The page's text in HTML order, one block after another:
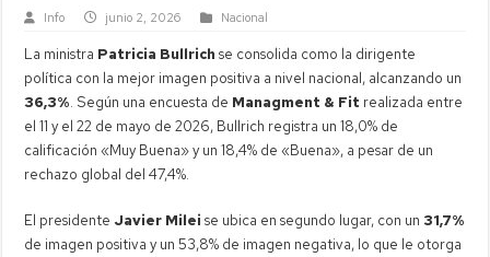
Info junio 2, 2026 Nacional
La ministra Patricia Bullrich se consolida como la dirigente
política con la mejor imagen positiva a nivel nacional, alcanzando un
36,3%. Según una encuesta de Managment & Fit realizada entre
el 11 y el 22 de mayo de 2026, Bullrich registra un 18,0% de
calificación «Muy Buena» y un 18,4% de «Buena», a pesar de un
rechazo global del 47,4%.
El presidente Javier Milei se ubica en segundo lugar, con un 31,7%
de imagen positiva y un 53,8% de imagen negativa, lo que le otorga